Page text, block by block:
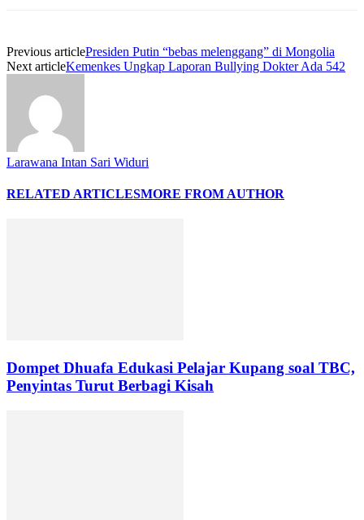
Previous articlePresiden Putin “bebas melenggang” di Mongolia
Next articleKemenkes Ungkap Laporan Bullying Dokter Ada 542
Larawana Intan Sari Widuri
RELATED ARTICLESMORE FROM AUTHOR
Dompet Dhuafa Edukasi Pelajar Kupang soal TBC,
Penyintas Turut Berbagi Kisah